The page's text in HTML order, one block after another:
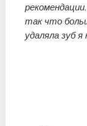
так что
удаляла зуб я